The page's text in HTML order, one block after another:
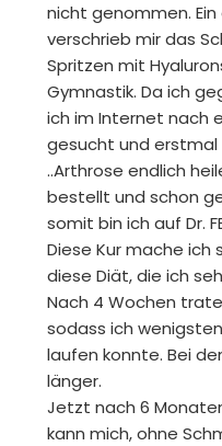
nicht genommen.
verschrieb mir das
Spritzen mit
Gymnastik. Da ich
ich im Internet nach
gesucht und erstmal
..Arthrose endlich
bestellt und schon
somit bin ich auf Dr.
Diese Kur mache ich
diese Diät, die ich
Nach 4 Wochen
sodass ich
laufen konnte. Bei
länger.
Jetzt nach 6
kann mich, ohne